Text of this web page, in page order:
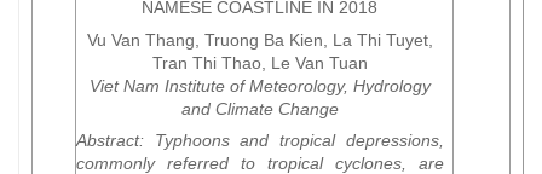
NAMESE COASTLINE IN 2018
Vu Van Thang, Truong Ba Kien, La Thi Tuyet,
Tran Thi Thao, Le Van Tuan
Viet Nam Institute of Meteorology, Hydrology
and Climate Change
Abstract: Typhoons and tropical depressions,
commonly referred to tropical cyclones, are